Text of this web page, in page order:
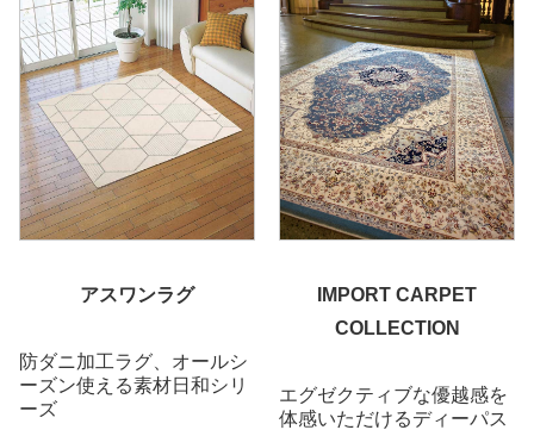
アスワンラグ
防ダニ加工ラグ、オールシ
ーズン使える素材日和シリ
ーズ
IMPORT CARPET
COLLECTION
エグゼクティブな優越感を
体感いただけるディーパス